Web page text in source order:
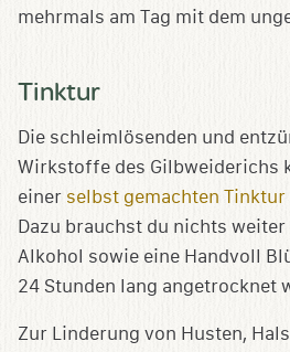
mehrmals am Tag mit dem
Tinktur
Die schleimlösenden und
Wirkstoffe des Gilbweiderichs
einer selbst gemachten Tinktur
Dazu brauchst du nichts
Alkohol sowie eine Handvoll
24 Stunden lang angetrocknet
Zur Linderung von Husten,